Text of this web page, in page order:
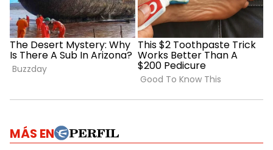
MÁS EN